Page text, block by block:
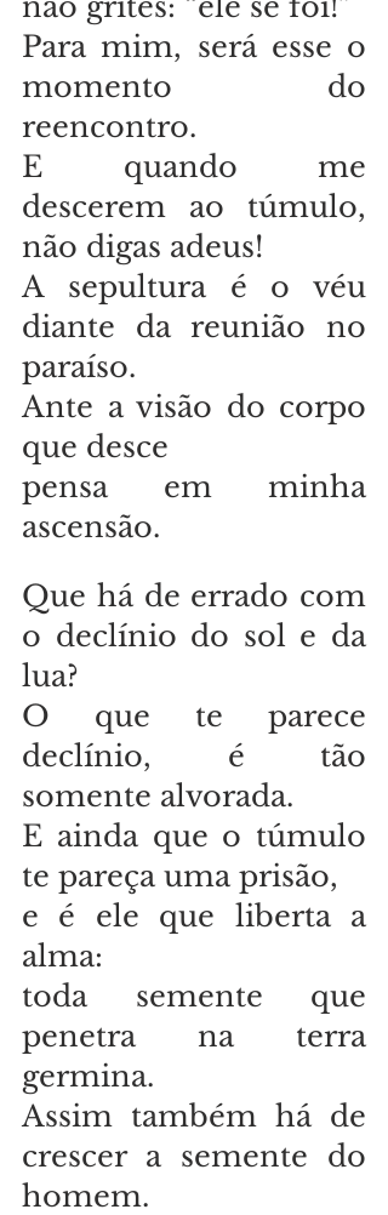
Para mim, será esse o
momento do
reencontro.
E quando me
descerem ao túmulo,
não digas adeus!
A sepultura é o véu
diante da reunião no
paraíso.
Ante a visão do corpo
que desce
pensa em minha
ascensão.
Que há de errado com
o declínio do sol e da
lua?
O que te parece
declínio, é tão
somente alvorada.
E ainda que o túmulo
te pareça uma prisão,
e é ele que liberta a
alma:
toda semente que
penetra na terra
germina.
Assim também há de
crescer a semente do
homem.